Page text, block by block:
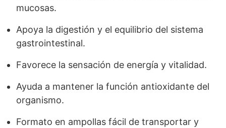
mucosas.
Apoya la digestión y el equilibrio del sistema
gastrointestinal.
Favorece la sensación de energía y vitalidad.
Ayuda a mantener la función antioxidante del
organismo.
Formato en ampollas fácil de transportar y